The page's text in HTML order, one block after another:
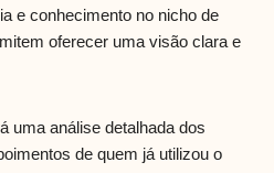
e conhecimento no nicho de
oferecer uma visão clara e
uma análise detalhada dos
de quem já utilizou o